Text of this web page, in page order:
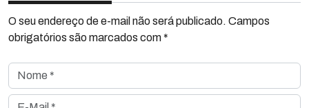
O seu endereço de e-mail não será publicado. Campos
obrigatórios são marcados com *
Nome *
E-Mail *